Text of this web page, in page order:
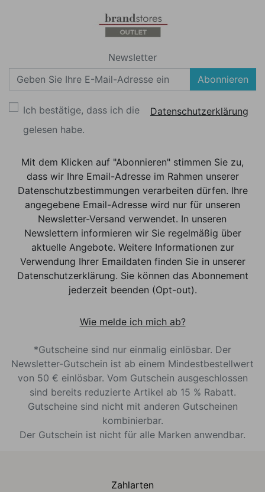
Newsletter
Abonnieren
Ich bestätige, dass ich die
Datenschutzerklärung
gelesen habe.
Mit dem Klicken auf "Abonnieren" stimmen Sie zu,
dass wir Ihre Email-Adresse im Rahmen unserer
Datenschutzbestimmungen verarbeiten dürfen. Ihre
angegebene Email-Adresse wird nur für unseren
Newsletter-Versand verwendet. In unseren
Newslettern informieren wir Sie regelmäßig über
aktuelle Angebote. Weitere Informationen zur
Verwendung Ihrer Emaildaten finden Sie in unserer
Datenschutzerklärung. Sie können das Abonnement
jederzeit beenden (Opt-out).
Wie melde ich mich ab?
*Gutscheine sind nur einmalig einlösbar. Der
Newsletter-Gutschein ist ab einem Mindestbestellwert
von 50 € einlösbar. Vom Gutschein ausgeschlossen
sind bereits reduzierte Artikel ab 15 % Rabatt.
Gutscheine sind nicht mit anderen Gutscheinen
kombinierbar.
Der Gutschein ist nicht für alle Marken anwendbar.
Zahlarten